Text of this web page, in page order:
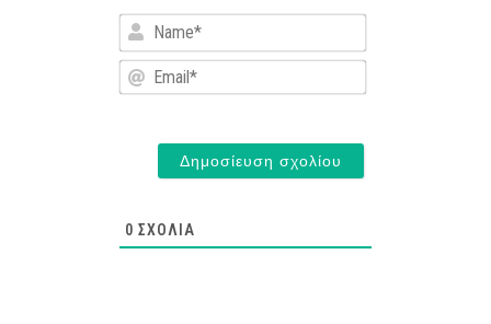
Name*
Email*
0 ΣΧΌΛΙΑ